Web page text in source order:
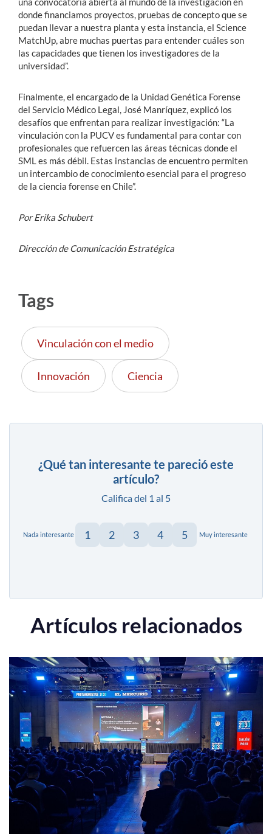
donde financiamos proyectos, pruebas de concepto que se
puedan llevar a nuestra planta y esta instancia, el Science
MatchUp, abre muchas puertas para entender cuáles son
las capacidades que tienen los investigadores de la
universidad”.
Finalmente, el encargado de la Unidad Genética Forense
del Servicio Médico Legal, José Manríquez, explicó los
desafíos que enfrentan para realizar investigación: “La
vinculación con la PUCV es fundamental para contar con
profesionales que refuercen las áreas técnicas donde el
SML es más débil. Estas instancias de encuentro permiten
un intercambio de conocimiento esencial para el progreso
de la ciencia forense en Chile”.
Por Erika Schubert
Dirección de Comunicación Estratégica
Tags
Vinculación con el medio
Innovación Ciencia
¿Qué tan interesante te pareció este
artículo?
Califica del 1 al 5
Nada interesante 1 2 3 4 5 Muy interesante
Artículos relacionados